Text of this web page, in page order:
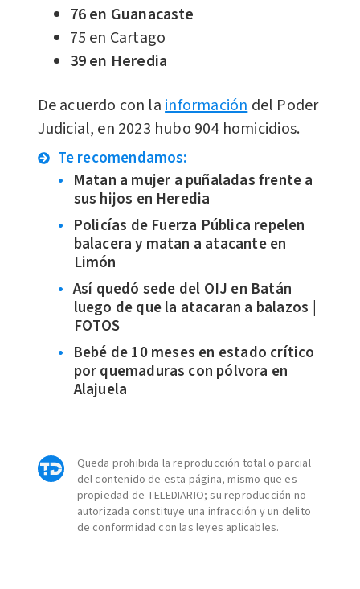
76 en Guanacaste
75 en Cartago
39 en Heredia
De acuerdo con lainformación del Poder
Judicial, en 2023 hubo 904 homicidios.
Te recomendamos:
Matan a mujer a puñaladas frente a
sus hijos en Heredia
Policías de Fuerza Pública repelen
balacera y matan a atacante en
Limón
Así quedó sede del OIJ en Batán
luego de que la atacaran a balazos |
FOTOS
Bebé de 10 meses en estado crítico
por quemaduras con pólvora en
Alajuela
Queda prohibida la reproducción total o parcial
del contenido de esta página, mismo que es
propiedad de TELEDIARIO; su reproducción no
autorizada constituye una infracción y un delito
de conformidad con las leyes aplicables.